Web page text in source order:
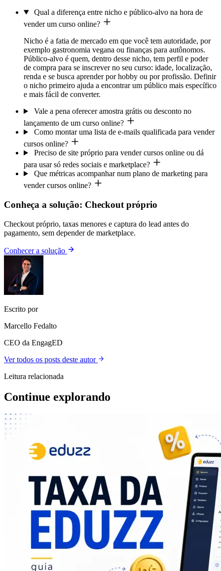
Qual a diferença entre nicho e público-alvo na hora de
vender um curso online?
Nicho é a fatia de mercado em que você tem autoridade, por
exemplo gastronomia vegana ou finanças para autônomos.
Público-alvo é quem, dentro desse nicho, tem perfil e poder
de compra para se inscrever no seu curso: idade, localização,
renda e se busca aprender por hobby ou por profissão. Definir
o nicho primeiro ajuda a encontrar um público mais específico
e mais fácil de converter.
Vale a pena oferecer amostra grátis ou desconto no
lançamento de um curso online?
Como montar uma lista de e-mails qualificada para vender
cursos online?
Preciso de site próprio para vender cursos online ou dá
para usar só redes sociais e marketplace?
Que métricas acompanhar num plano de marketing para
vender cursos online?
Conheça a solução: Checkout próprio
Checkout próprio, taxas menores e captura do lead antes do
pagamento, sem depender de marketplace.
Conhecer a solução
Escrito por
Marcello Fedalto
CEO da EngagED
Ver todos os posts deste autor
Leitura relacionada
Continue explorando